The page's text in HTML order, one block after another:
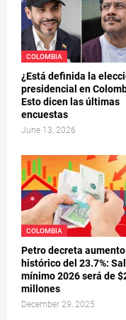
COLOMBIA
¿Está definida la
presidencial en
Esto dicen las últimas
encuestas
June 13, 2026
COLOMBIA
Petro decreta aumento
histórico del 23.7%:
mínimo 2026 será de
millones
December 29, 2025